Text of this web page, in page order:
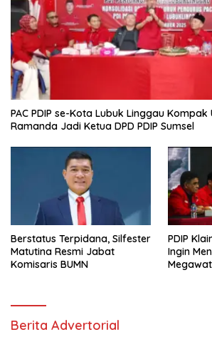
PAC PDIP se-Kota Lubuk Linggau Kompak
Ramanda Jadi Ketua DPD PDIP Sumsel
Berstatus Terpidana, Silfester
Matutina Resmi Jabat
Komisaris BUMN
PDIP
Ingin
Berita Advertorial